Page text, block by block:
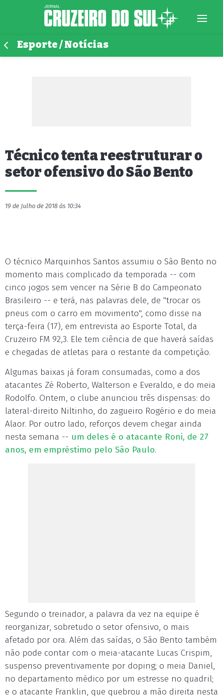
Esporte / Notícias
Técnico tenta reestruturar o
setor ofensivo do São Bento
19 de Julho de 2018 às 10:34
O técnico Marquinhos Santos assumiu o São Bento no
momento mais complicado da temporada -- com
cinco jogos sem vencer na Série B do Campeonato
Brasileiro -- e terá, nas palavras dele, de "trocar os
pneus com o carro em movimento", como disse na
terça-feira (17), em entrevista ao Esporte Total, da
Cruzeiro FM 92,3. Ele tem ciência de que haverá saídas
e chegadas de atletas para o restante da competição.
Algumas baixas já foram consumadas, como a dos
atacantes Zé Roberto, Walterson e Everaldo, e do meia
Rodolfo. Ontem, o clube anunciou três dispensas: do
lateral-direito Niltinho, do zagueiro Rogério e do meia
Alaor. Por outro lado, reforços devem chegar ainda
nesta semana -- um deles é o atacante Roni, de 27
anos, em empréstimo pelo São Paulo.
Segundo o treinador, a palavra da vez na equipe é
reorganizar, sobretudo o setor ofensivo, o mais
afetado por ora. Além das saídas, o São Bento também
não pode contar com o meia-atacante Lucas Crispim,
suspenso preventivamente por doping; o meia Daniel,
no departamento médico por um estresse no quadril;
e o atacante Franklin, que quebrou a mão direita nesta